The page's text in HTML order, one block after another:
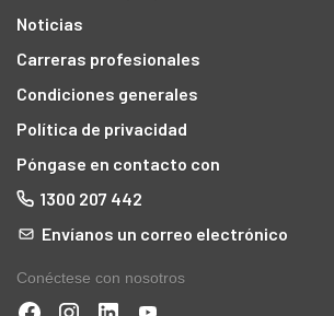
Noticias
Carreras profesionales
Condiciones generales
Política de privacidad
Póngase en contacto con
1300 207 442
Envíanos un correo electrónico
Conéctese con nosotros